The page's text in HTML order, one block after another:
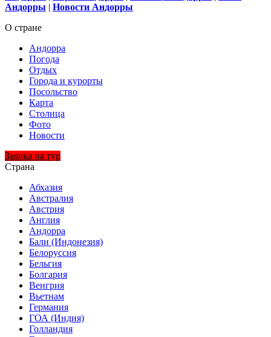
Андорры | Новости Андорры
О стране
Андорра
Погода
Отдых
Города и курорты
Посольство
Карта
Столица
Фото
Новости
Заявка на тур
Страна
Абхазия
Австралия
Австрия
Англия
Андорра
Бали (Индонезия)
Белоруссия
Бельгия
Болгария
Венгрия
Вьетнам
Германия
ГОА (Индия)
Голландия